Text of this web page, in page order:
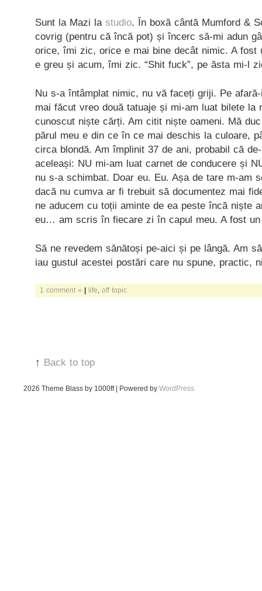
Sunt la Mazi la studio. În boxă cântă Mumford &
covrig (pentru că încă pot) și încerc să-mi adun
orice, îmi zic, orice e mai bine decât nimic. A
e greu și acum, îmi zic. “Shit fuck”, pe ăsta mi-l
Nu s-a întâmplat nimic, nu vă faceți griji. Pe
mai făcut vreo două tatuaje și mi-am luat bilete la
cunoscut niște cărți. Am citit niște oameni. Mă
părul meu e din ce în ce mai deschis la culoare,
circa blondă. Am împlinit 37 de ani, probabil că
aceleași: NU mi-am luat carnet de conducere și
nu s-a schimbat. Doar eu. Eu. Așa de tare m-am
dacă nu cumva ar fi trebuit să documentez mai
ne aducem cu toții aminte de ea peste încă niște
eu… am scris în fiecare zi în capul meu. A fost un
Să ne revedem sănătoși pe-aici și pe lângă. Am
iau gustul acestei postări care nu spune, practic,
1 comment » | life off topic
↑ Back to top
2026 Theme Blass by 1000ff | Powered by WordPress